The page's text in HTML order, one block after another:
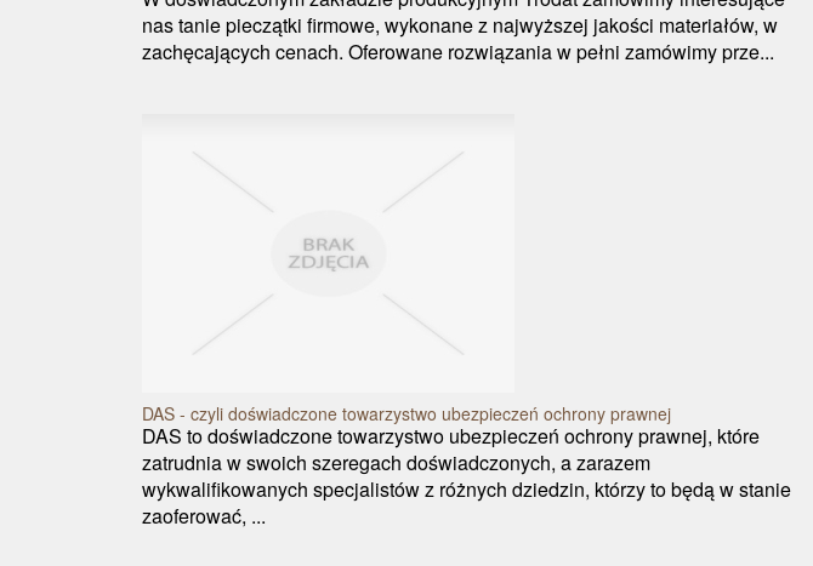
nas tanie pieczątki firmowe, wykonane z najwyższej jakości materiałów, w
zachęcających cenach. Oferowane rozwiązania w pełni zamówimy prze...
DAS - czyli doświadczone towarzystwo ubezpieczeń ochrony prawnej
DAS to doświadczone towarzystwo ubezpieczeń ochrony prawnej, które
zatrudnia w swoich szeregach doświadczonych, a zarazem
wykwalifikowanych specjalistów z różnych dziedzin, którzy to będą w stanie
zaoferować, ...